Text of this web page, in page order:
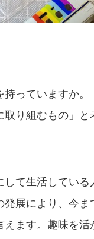
っていますか。
取り組むもの」と
して生活している
発展により、今ま
ます。趣味を活